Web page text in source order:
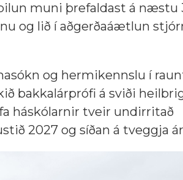
muni þrefaldast á næstu
og lið í aðgerðaáætlun
og hermikennslu í
bakkalárprófi á sviði
háskólarnir tveir undirritað
2027 og síðan á tveggja